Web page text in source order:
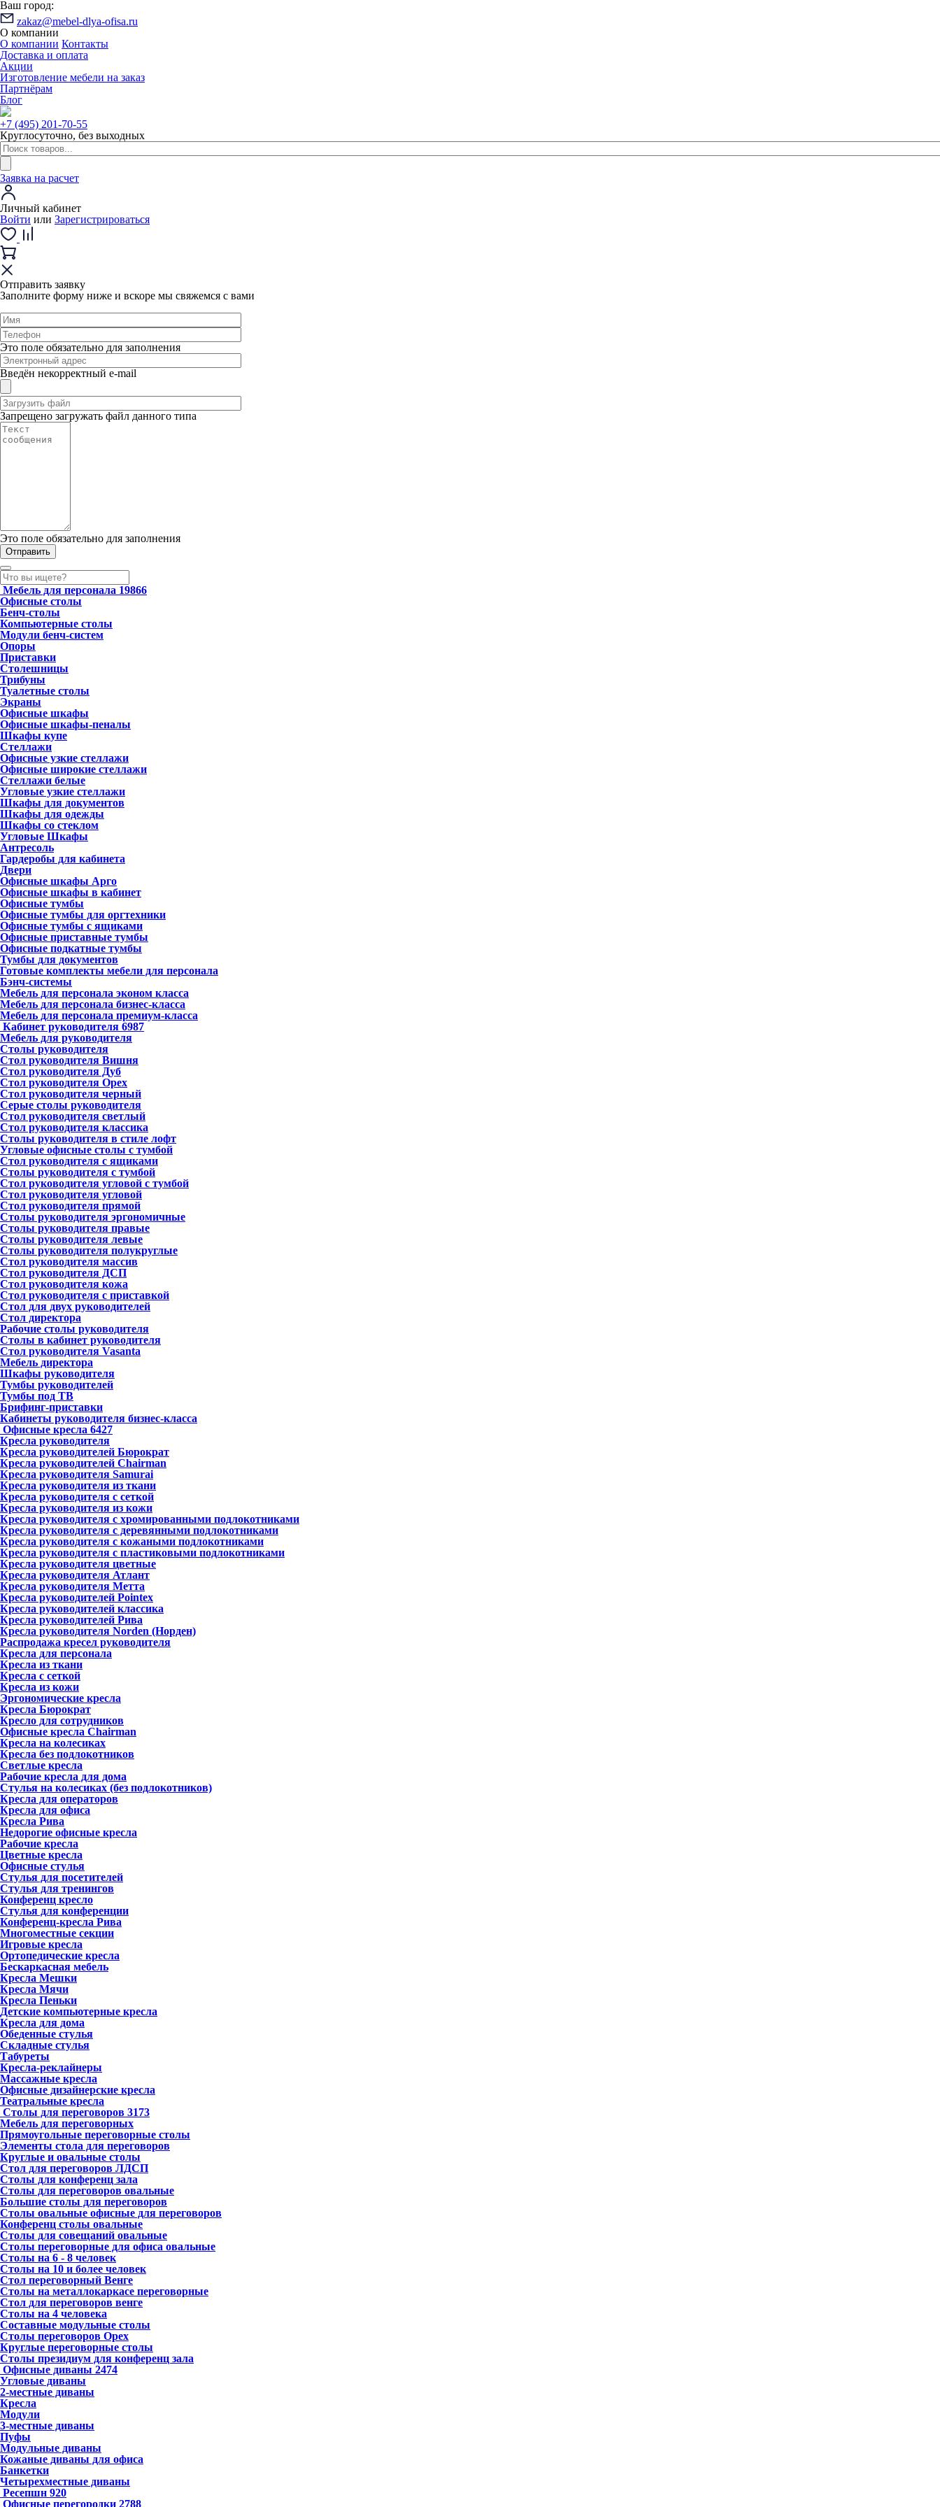
Ваш город:
zakaz@mebel-dlya-ofisa.ru
О компании
О компании Контакты
Доставка и оплата
Акции
Изготовление мебели на заказ
Партнёрам
Блог
+7 (495) 201-70-55
Круглосуточно, без выходных
Заявка на расчет
Личный кабинет
Войти или Зарегистрироваться
Отправить заявку
Заполните форму ниже и вскоре мы свяжемся с вами
Это поле обязательно для заполнения
Введён некорректный e-mail
Запрещено загружать файл данного типа
Это поле обязательно для заполнения
Мебель для персонала 19866
Офисные столы
Бенч-столы
Компьютерные столы
Модули бенч-систем
Опоры
Приставки
Столешницы
Трибуны
Туалетные столы
Экраны
Офисные шкафы
Офисные шкафы-пеналы
Шкафы купе
Стеллажи
Офисные узкие стеллажи
Офисные широкие стеллажи
Стеллажи белые
Угловые узкие стеллажи
Шкафы для документов
Шкафы для одежды
Шкафы со стеклом
Угловые Шкафы
Антресоль
Гардеробы для кабинета
Двери
Офисные шкафы Арго
Офисные шкафы в кабинет
Офисные тумбы
Офисные тумбы для оргтехники
Офисные тумбы с ящиками
Офисные приставные тумбы
Офисные подкатные тумбы
Тумбы для документов
Готовые комплекты мебели для персонала
Бэнч-системы
Мебель для персонала эконом класса
Мебель для персонала бизнес-класса
Мебель для персонала премиум-класса
Кабинет руководителя 6987
Мебель для руководителя
Столы руководителя
Стол руководителя Вишня
Стол руководителя Дуб
Стол руководителя Орех
Стол руководителя черный
Серые столы руководителя
Стол руководителя светлый
Стол руководителя классика
Столы руководителя в стиле лофт
Угловые офисные столы с тумбой
Стол руководителя с ящиками
Столы руководителя с тумбой
Стол руководителя угловой с тумбой
Стол руководителя угловой
Стол руководителя прямой
Столы руководителя эргономичные
Столы руководителя правые
Столы руководителя левые
Столы руководителя полукруглые
Стол руководителя массив
Стол руководителя ДСП
Стол руководителя кожа
Стол руководителя с приставкой
Стол для двух руководителей
Стол директора
Рабочие столы руководителя
Столы в кабинет руководителя
Стол руководителя Vasanta
Мебель директора
Шкафы руководителя
Тумбы руководителей
Тумбы под ТВ
Брифинг-приставки
Кабинеты руководителя бизнес-класса
Офисные кресла 6427
Кресла руководителя
Кресла руководителей Бюрократ
Кресла руководителей Chairman
Кресла руководителя Samurai
Кресла руководителя из ткани
Кресла руководителя с сеткой
Кресла руководителя из кожи
Кресла руководителя с хромированными подлокотниками
Кресла руководителя с деревянными подлокотниками
Кресла руководителя с кожаными подлокотниками
Кресла руководителя с пластиковыми подлокотниками
Кресла руководителя цветные
Кресла руководителя Атлант
Кресла рyководителя Метта
Кресла руководителей Pointex
Кресла руководителей классика
Кресла руководителей Рива
Кресла руководителя Norden (Норден)
Распродажа кресел руководителя
Кресла для персонала
Кресла из ткани
Кресла с сеткой
Кресла из кожи
Эргономические кресла
Кресла Бюрократ
Кресло для сотрудников
Офисные кресла Chairman
Кресла на колесиках
Кресла без подлокотников
Светлые кресла
Рабочие кресла для дома
Стулья на колесиках (без подлокотников)
Кресла для операторов
Кресла для офиса
Кресла Рива
Недорогие офисные кресла
Рабочие кресла
Цветные кресла
Офисные стулья
Стулья для посетителей
Стулья для тренингов
Конференц кресло
Стулья для конференции
Конференц-кресла Рива
Многоместные секции
Игровые кресла
Ортопедические кресла
Бескаркасная мебель
Кресла Мешки
Кресла Мячи
Кресла Пеньки
Детские компьютерные кресла
Кресла для дома
Обеденные стулья
Складные стулья
Табуреты
Кресла-реклайнеры
Массажные кресла
Офисные дизайнерские кресла
Театральные кресла
Столы для переговоров 3173
Мебель для переговорных
Прямоугольные переговорные столы
Элементы стола для переговоров
Круглые и овальные столы
Стол для переговоров ЛДСП
Столы для конференц зала
Столы для переговоров овальные
Большие столы для переговоров
Столы овальные офисные для переговоров
Конференц столы овальные
Столы для совещаний овальные
Столы переговорные для офиса овальные
Столы на 6 - 8 человек
Столы на 10 и более человек
Стол переговорный Венге
Столы на металлокаркасе переговорные
Стол для переговоров венге
Столы на 4 человека
Составные модульные столы
Столы переговоров Орех
Круглые переговорные столы
Столы президиум для конференц зала
Офисные диваны 2474
Угловые диваны
2-местные диваны
Кресла
Модули
3-местные диваны
Пуфы
Модульные диваны
Кожаные диваны для офиса
Банкетки
Четырехместные диваны
Ресепшн 920
Офисные перегородки 2788